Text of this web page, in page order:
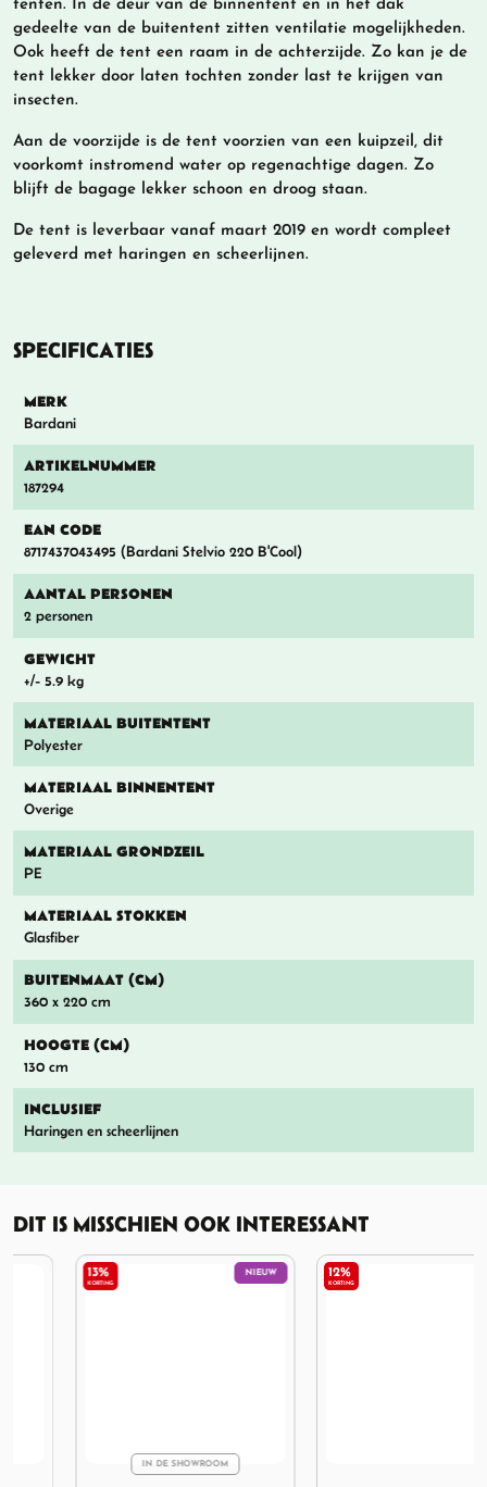
tenten. In de deur van de binnentent en in het dak
gedeelte van de buitentent zitten ventilatie mogelijkheden.
Ook heeft de tent een raam in de achterzijde. Zo kan je de
tent lekker door laten tochten zonder last te krijgen van
insecten.
Aan de voorzijde is de tent voorzien van een kuipzeil, dit
voorkomt instromend water op regenachtige dagen. Zo
blijft de bagage lekker schoon en droog staan.
De tent is leverbaar vanaf maart 2019 en wordt compleet
geleverd met haringen en scheerlijnen.
SPECIFICATIES
MERK
Bardani
ARTIKELNUMMER
187294
EAN CODE
8717437043495 (Bardani Stelvio 220 B'Cool)
AANTAL PERSONEN
2 personen
GEWICHT
+/- 5.9 kg
MATERIAAL BUITENTENT
Polyester
MATERIAAL BINNENTENT
Overige
MATERIAAL GRONDZEIL
PE
MATERIAAL STOKKEN
Glasfiber
BUITENMAAT (CM)
360 x 220 cm
HOOGTE (CM)
130 cm
INCLUSIEF
Haringen en scheerlijnen
DIT IS MISSCHIEN OOK INTERESSANT
Afbeelding Bardani Mustang 200 RSTC
IN DE SHOWROOM
12%
KORTING